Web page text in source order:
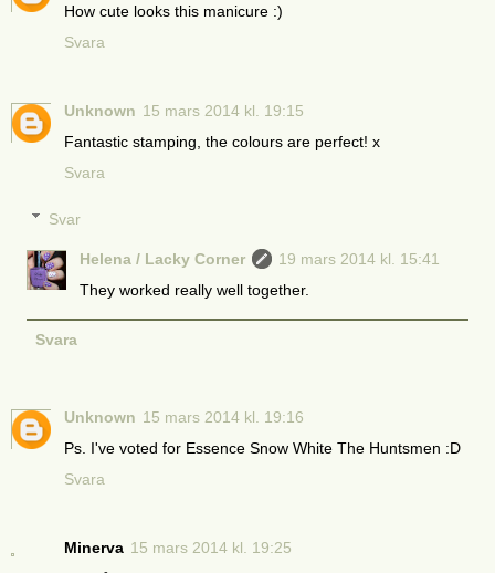
How cute looks this manicure :)
Svara
Unknown 15 mars 2014 kl. 19:15
Fantastic stamping, the colours are perfect! x
Svara
Svar
Helena / Lacky Corner
19 mars 2014 kl. 15:41
They worked really well together.
Svara
Unknown 15 mars 2014 kl. 19:16
Ps. I've voted for Essence Snow White The Huntsmen :D
Svara
Minerva 15 mars 2014 kl. 19:25